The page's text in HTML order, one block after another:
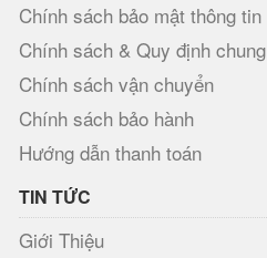
Chính sách bảo mật thông tin
Chính sách & Quy định chung
Chính sách vận chuyển
Chính sách bảo hành
Hướng dẫn thanh toán
TIN TỨC
Giới Thiệu